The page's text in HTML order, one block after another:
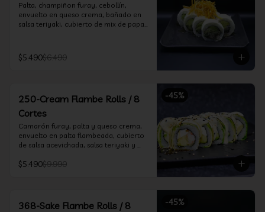
Palta, champiñon furay, cebollín,
envuelto en queso crema, bañado en
salsa teriyaki, cubierto de mix de papas
$5.490$6.490
-45%
250-Cream Flambe Rolls / 8
Cortes
Camarón furay, palta y queso crema,
envuelto en palta flambeada, cubierto
de salsa acevichada, salsa teriyaki y
$5.490$9.990
-45%
368-Sake Flambe Rolls / 8